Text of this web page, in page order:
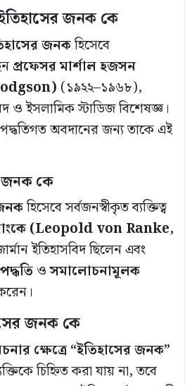
জনক কে
জনকহিসেবে
প্রফেসর মার্শাল হজসন
(১৯২২–১৯৬৮),
ও ইসলামিক স্টাডিজ বিশেষজ্ঞ।
অবদানের জন্য তাকে এই
জনক কে
হিসেবে সর্বজনস্বীকৃত ব্যক্তিত্ব
(Leopold von Ranke,
ইতিহাসবিদ ছিলেন এবং
ওসমালোচনামূলক
জনক কে
ক্ষেত্রে “ইতিহাসের জনক”
চিহ্নিত করা যায় না, তবে